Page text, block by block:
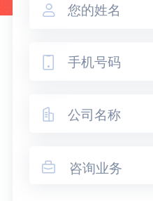



 咨询业务